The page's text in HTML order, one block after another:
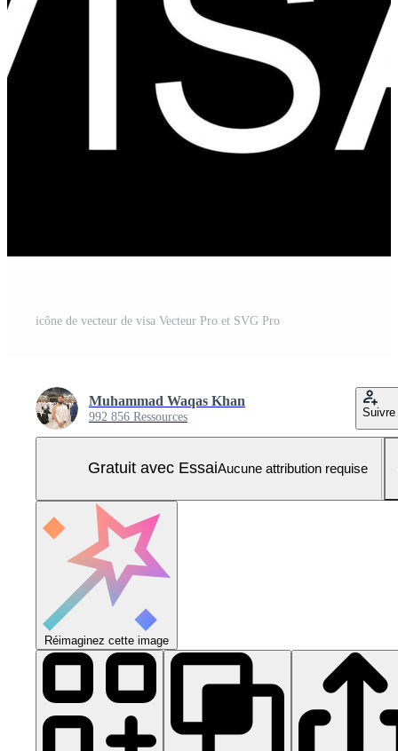
icône de vecteur de visa Vecteur Pro et SVG Pro
Muhammad Waqas Khan
992 856 Ressources Suivre
Gratuit avec EssaiAucune attribution requise
Réimaginez cette image